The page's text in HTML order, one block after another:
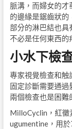
脈溝，而婦女的
的邊緣是鋸齒狀
部分的淋巴結也具
不必是任何東西的
小水下檢
專家視覺檢查和触
固定診斷需要通
兩個檢查也是困難
MilloCyclin，紅黴
ugumentine，用